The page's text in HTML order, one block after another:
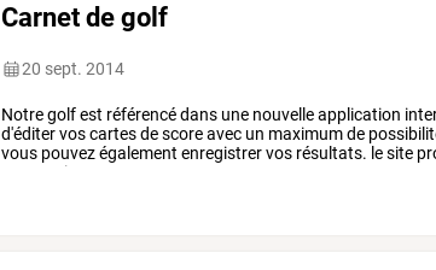
Carnet de golf
20 sept. 2014
Notregolfest référencédans une nouvelleapplication
d'éditervoscartesdescoreavec un maximumde
vous pouvezégalement enregistrervos résultats. lesite
practice